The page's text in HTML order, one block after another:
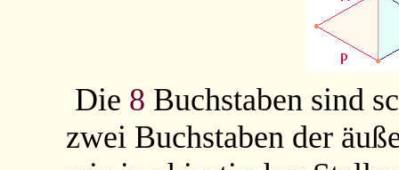
Die 8 Buchstaben sind
zwei Buchstaben der